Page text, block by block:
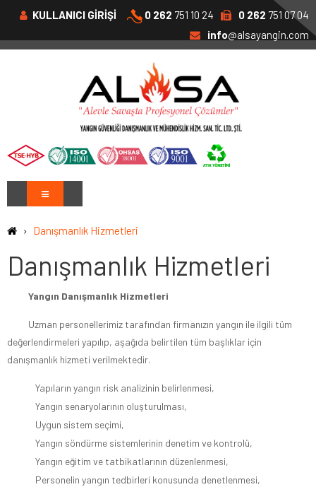
KULLANICI GİRİŞİ 0 262 751 10 24 0 262 751 07 04
info@alsayangin.com
Danışmanlık Hizmetleri
Danışmanlık Hizmetleri
Yangın Danışmanlık Hizmetleri
Uzman personellerimiz tarafından firmanızın yangın ile ilgili tüm
değerlendirmeleri yapılıp, aşağıda belirtilen tüm başlıklar için
danışmanlık hizmeti verilmektedir.
Yapıların yangın risk analizinin belirlenmesi,
Yangın senaryolarının oluşturulması,
Uygun sistem seçimi,
Yangın söndürme sistemlerinin denetim ve kontrolü,
Yangın eğitim ve tatbikatlarının düzenlenmesi,
Personelin yangın tedbirleri konusunda denetlenmesi,